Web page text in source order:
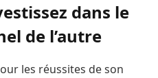
dans le
de l’autre
les réussites de son